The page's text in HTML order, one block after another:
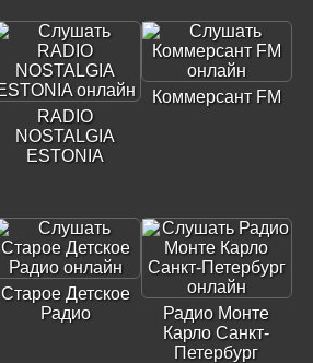
RADIO
NOSTALGIA
ESTONIA
Коммерсант FM
Старое Детское
Радио
Радио Монте
Карло Санкт-
Петербург